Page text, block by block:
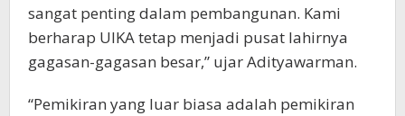
sangat penting dalam pembangunan. Kami
berharap UIKA tetap menjadi pusat lahirnya
gagasan-gagasan besar,” ujar Adityawarman.
“Pemikiran yang luar biasa adalah pemikiran